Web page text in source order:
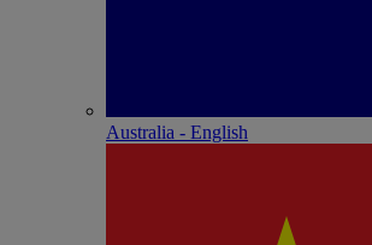
Australia - English